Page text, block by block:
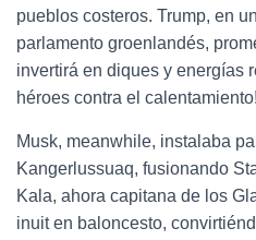
pueblos costeros. Trump, en
parlamento groenlandés,
invertirá en diques y energías
héroes contra el
Musk, meanwhile, instalaba
Kangerlussuaq, fusionando
Kala, ahora capitana de los
inuit en baloncesto,